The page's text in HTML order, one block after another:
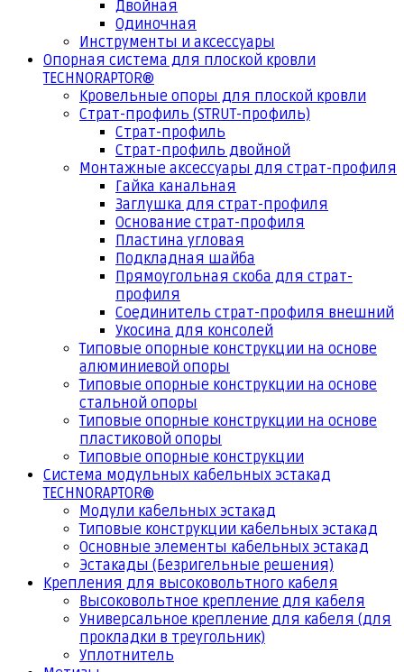
Двойная
Одиночная
Инструменты и аксессуары
Опорная система для плоской кровли
TECHNORAPTOR®
Кровельные опоры для плоской кровли
Страт-профиль (STRUT-профиль)
Страт-профиль
Страт-профиль двойной
Монтажные аксессуары для страт-профиля
Гайка канальная
Заглушка для страт-профиля
Основание страт-профиля
Пластина угловая
Подкладная шайба
Прямоугольная скоба для страт-
профиля
Соединитель страт-профиля внешний
Укосина для консолей
Типовые опорные конструкции на основе
алюминиевой опоры
Типовые опорные конструкции на основе
стальной опоры
Типовые опорные конструкции на основе
пластиковой опоры
Типовые опорные конструкции
Система модульных кабельных эстакад
TECHNORAPTOR®
Модули кабельных эстакад
Типовые конструкции кабельных эстакад
Основные элементы кабельных эстакад
Эстакады (Безригельные решения)
Крепления для высоковольтного кабеля
Высоковольтное крепление для кабеля
Универсальное крепление для кабеля (для
прокладки в треугольник)
Уплотнитель